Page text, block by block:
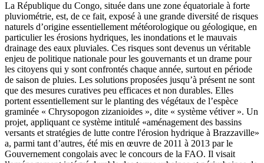
La République du Congo, située dans une zone équatoriale à forte
pluviométrie, est, de ce fait, exposé à une grande diversité de risques
naturels d’origine essentiellement météorologique ou géologique, en
particulier les érosions hydriques, les inondations et le mauvais
drainage des eaux pluviales. Ces risques sont devenus un véritable
enjeu de politique nationale pour les gouvernants et un drame pour
les citoyens qui y sont confrontés chaque année, surtout en période
de saison de pluies. Les solutions proposées jusqu’à présent ne sont
que des mesures curatives peu efficaces et non durables. Elles
portent essentiellement sur le planting des végétaux de l’espèce
graminée « Chrysopogon zizanioides », dite « système vétiver ». Un
projet, appliquant ce système intitulé «aménagement des bassins
versants et stratégies de lutte contre l'érosion hydrique à Brazzaville»
a, parmi tant d’autres, été mis en œuvre de 2011 à 2013 par le
Gouvernement congolais avec le concours de la FAO. Il visait